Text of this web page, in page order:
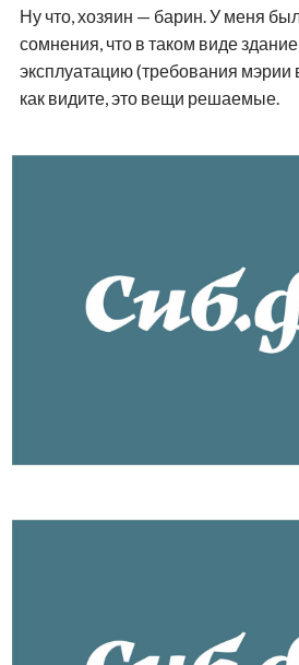
Ну что, хозяин — барин. У меня
сомнения, что в таком виде
эксплуатацию (требования мэрии
как видите, это вещи решаемые.